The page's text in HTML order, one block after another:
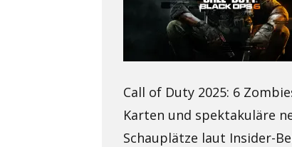
Call of Duty 2025: 6
Karten und spektakuläre
Schauplätze laut Insider-